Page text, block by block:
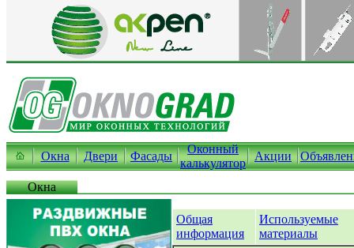
Окна Двери Фасады
Оконный
калькулятор
Акции
Окна
Общая
информация
Используемые
материалы